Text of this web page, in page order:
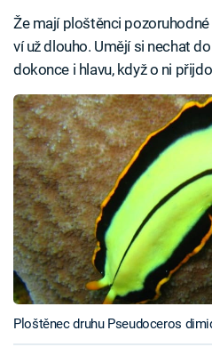
Že mají ploštěnci
ví už dlouho. Umějí si nechat
dokonce i hlavu, když o ni
Ploštěnec druhu Pseudoceros